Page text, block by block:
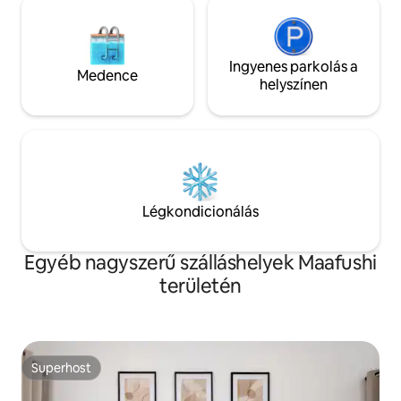
Medence
Ingyenes parkolás a
helyszínen
Légkondicionálás
Egyéb nagyszerű szálláshelyek Maafushi
területén
Superhost
Superhost